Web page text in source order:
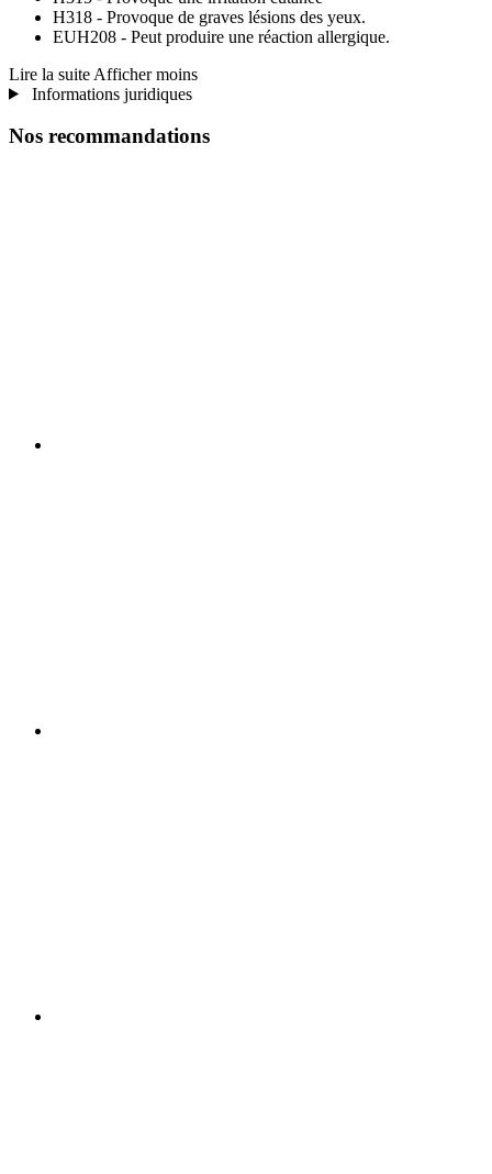
H318 - Provoque de graves lésions des yeux.
EUH208 - Peut produire une réaction allergique.
Lire la suite Afficher moins
Informations juridiques
Nos recommandations